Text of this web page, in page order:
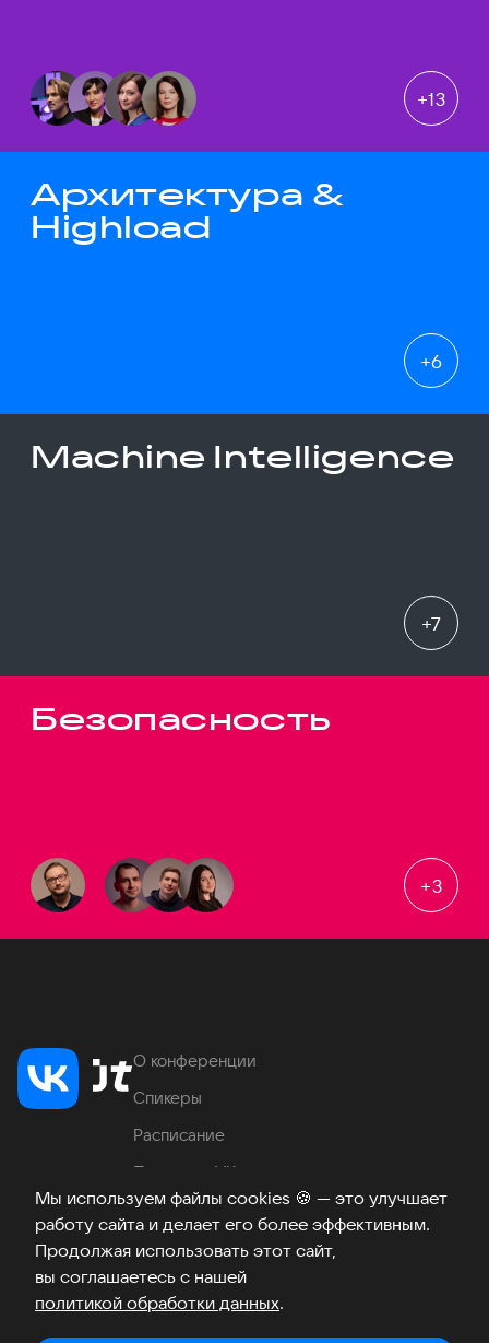
Мы используем файлы cookies 🍪 — это улучшает
работу сайта и делает его более эффективным.
Продолжая использовать этот сайт,
вы соглашаетесь с нашей
политикой обработки данных.
+13
Архитектура &
Highload
+6
Machine Intelligence
+7
Безопасность
+3
О конференции
Спикеры
Расписание
Продукты VK
Место проведения
Часто задаваемые вопросы
ТелеграмВКонтакте
Хабр
Возникли вопросы? ©2026